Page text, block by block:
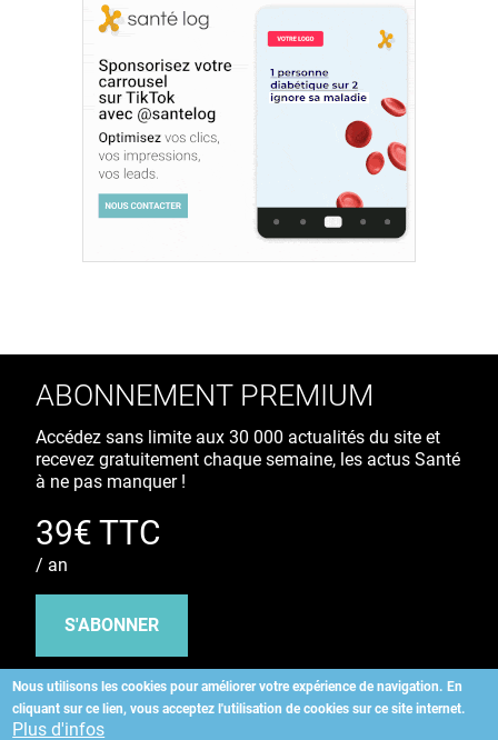
Nous utilisons les cookies pour améliorer votre expérience de navigation. En
cliquant sur ce lien, vous acceptez l'utilisation de cookies sur ce site internet.
Plus d'infos
ABONNEMENT PREMIUM
Accédez sans limite aux 30 000 actualités du site et
recevez gratuitement chaque semaine, les actus Santé
à ne pas manquer !
39€ TTC
/ an
S'ABONNER
Copyright©2026 ALLIEDHEALTH